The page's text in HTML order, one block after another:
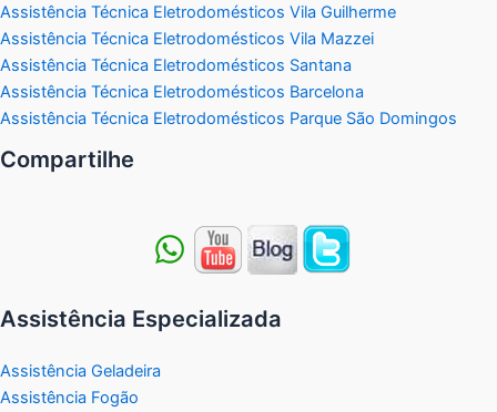
Assistência Técnica Eletrodomésticos Vila Guilherme
Assistência Técnica Eletrodomésticos Vila Mazzei
Assistência Técnica Eletrodomésticos Santana
Assistência Técnica Eletrodomésticos Barcelona
Assistência Técnica Eletrodomésticos Parque São Domingos
Compartilhe
Assistência Especializada
Assistência Geladeira
Assistência Fogão